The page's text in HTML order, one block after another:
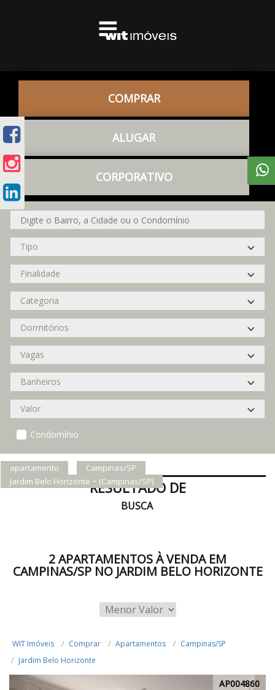
COMPRAR
ALUGAR
CORPORATIVO
Condomínio
apartamento
Campinas/SP
Jardim Belo Horizonte ~ (Campinas/SP)
RESULTADO DE
BUSCA
2 APARTAMENTOS À VENDA EM
CAMPINAS/SP NO JARDIM BELO HORIZONTE
WIT Imóveis Comprar Apartamentos
Campinas/SP
Jardim Belo Horizonte
AP004860